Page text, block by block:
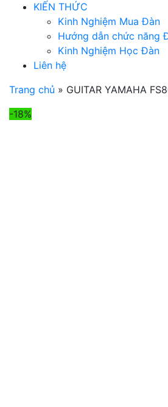
KIẾN THỨC
Kinh Nghiệm Mua Đàn
Hướng dẫn chức năng
Kinh Nghiệm Học Đàn
Liên hệ
Trang chủ » GUITAR YAMAHA
-18%